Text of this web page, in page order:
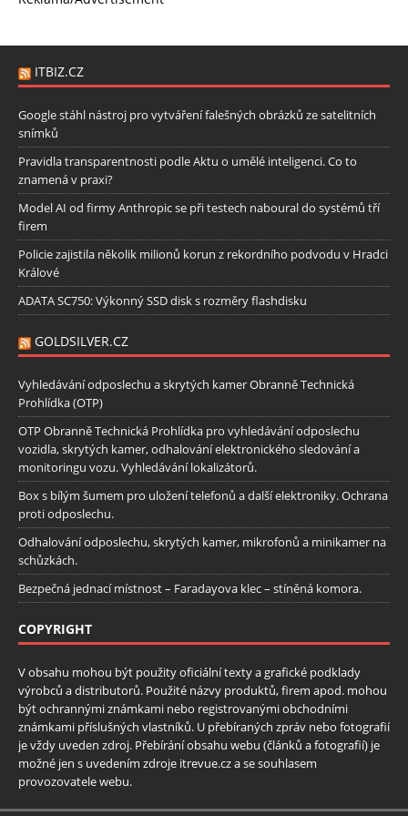
ITBIZ.CZ
Google stáhl nástroj pro vytváření falešných obrázků ze satelitních
snímků
Pravidla transparentnosti podle Aktu o umělé inteligenci. Co to
znamená v praxi?
Model AI od firmy Anthropic se při testech naboural do systémů tří
firem
Policie zajistila několik milionů korun z rekordního podvodu v Hradci
Králové
ADATA SC750: Výkonný SSD disk s rozměry flashdisku
GOLDSILVER.CZ
Vyhledávání odposlechu a skrytých kamer Obranně Technická
Prohlídka (OTP)
OTP Obranně Technická Prohlídka pro vyhledávání odposlechu
vozidla, skrytých kamer, odhalování elektronického sledování a
monitoringu vozu. Vyhledávání lokalizátorů.
Box s bílým šumem pro uložení telefonů a další elektroniky. Ochrana
proti odposlechu.
Odhalování odposlechu, skrytých kamer, mikrofonů a minikamer na
schůzkách.
Bezpečná jednací místnost – Faradayova klec – stíněná komora.
COPYRIGHT
V obsahu mohou být použity oficiální texty a grafické podklady
výrobců a distributorů. Použité názvy produktů, firem apod. mohou
být ochrannými známkami nebo registrovanými obchodními
známkami příslušných vlastníků. U přebíraných zpráv nebo fotografií
je vždy uveden zdroj. Přebírání obsahu webu (článků a fotografií) je
možné jen s uvedením zdroje itrevue.cz a se souhlasem
provozovatele webu.